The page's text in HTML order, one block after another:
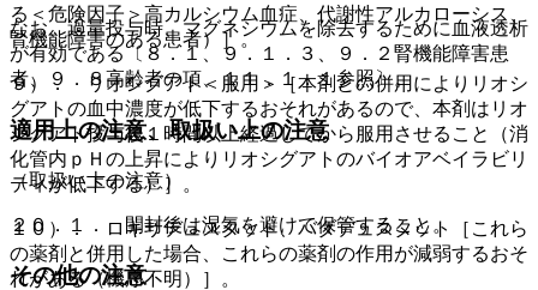
なお、過量投与時、マグネシウムを除去するために血液透析
が有効である〔８．１、９．１．３、９．２腎機能障害患
者、９．８高齢者の項、１１．１．１参照〕。
適用上の注意、取扱い上の注意
（取扱い上の注意）
２０．１． 開封後は湿気を避けて保管すること。
その他の注意
る＜危険因子＞高カルシウム血症、代謝性アルカローシス、
腎機能障害のある患者）］。
９）． リオシグアト＜服用＞［本剤との併用によりリオシ
グアトの血中濃度が低下するおそれがあるので、本剤はリオ
シグアト投与後１時間以上経過してから服用させること（消
化管内ｐＨの上昇によりリオシグアトのバイオアベイラビリ
ティが低下する）］。
１０）． ロキサデュスタット、バダデュスタット［これら
の薬剤と併用した場合、これらの薬剤の作用が減弱するおそ
れがある（機序不明）］。